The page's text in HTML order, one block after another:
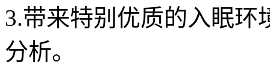
3.带来特别优质的入眠
分析。